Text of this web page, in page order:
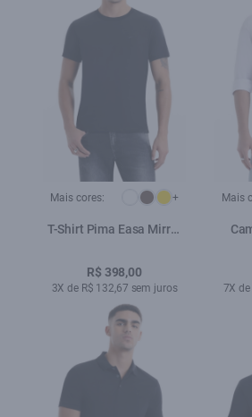
Mais cores: +
T-Shirt Pima Easa Mirror
R$ 398,00
3X de R$ 132,67 sem juros
Mais
7X